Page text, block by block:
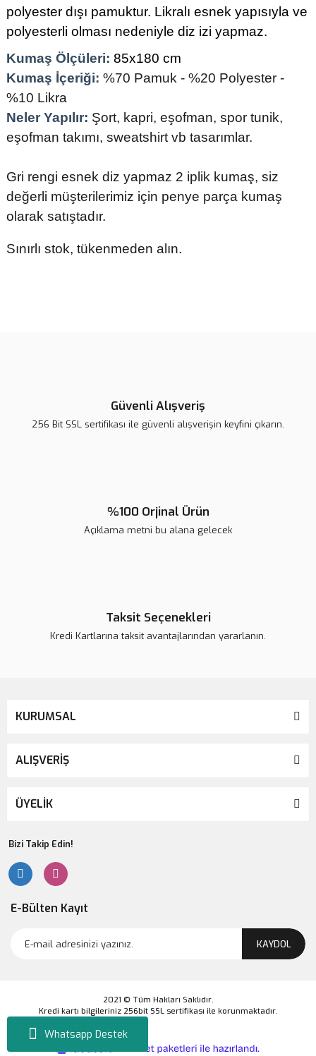
Whatsapp Destek
polyester dışı pamuktur. Likralı esnek yapısıyla ve
polyesterli olması nedeniyle diz izi yapmaz.
Kumaş Ölçüleri: 85x180 cm
Kumaş İçeriği: %70 Pamuk - %20 Polyester -
%10 Likra
Neler Yapılır: Şort, kapri, eşofman, spor tunik,
eşofman takımı, sweatshirt vb tasarımlar.
Gri rengi esnek diz yapmaz 2 iplik kumaş, siz
değerli müşterilerimiz için penye parça kumaş
olarak satıştadır.
Sınırlı stok, tükenmeden alın.
Güvenli Alışveriş
256 Bit SSL sertifikası ile güvenli alışverişin keyfini çıkarın.
%100 Orjinal Ürün
Açıklama metni bu alana gelecek
Taksit Seçenekleri
Kredi Kartlarına taksit avantajlarından yararlanın.
KURUMSAL
ALIŞVERİŞ
ÜYELİK
Bizi Takip Edin!
E-Bülten Kayıt
KAYDOL
2021 © Tüm Hakları Saklıdır.
Kredi kartı bilgileriniz 256bit SSL sertifikası ile korunmaktadır.
e-